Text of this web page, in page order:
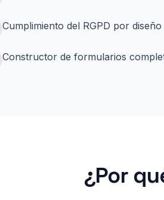
Cumplimiento del RGPD por
Constructor de formularios
¿Por